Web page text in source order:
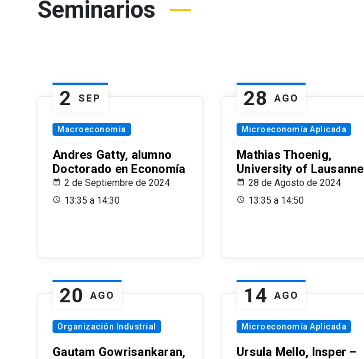
Seminarios
2 SEP
Macroeconomía
Andres Gatty, alumno
Doctorado en Economía
2 de Septiembre de 2024
13:35 a 14:30
28 AGO
Microeconomía Aplicada
Mathias Thoenig,
University of Lausanne
28 de Agosto de 2024
13:35 a 14:50
20 AGO
Organización Industrial
Gautam Gowrisankaran,
14 AGO
Microeconomía Aplicada
Ursula Mello, Insper –